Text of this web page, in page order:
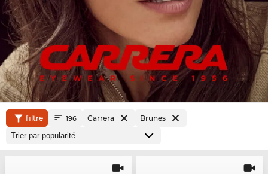
filtre 196 Carrera Brunes